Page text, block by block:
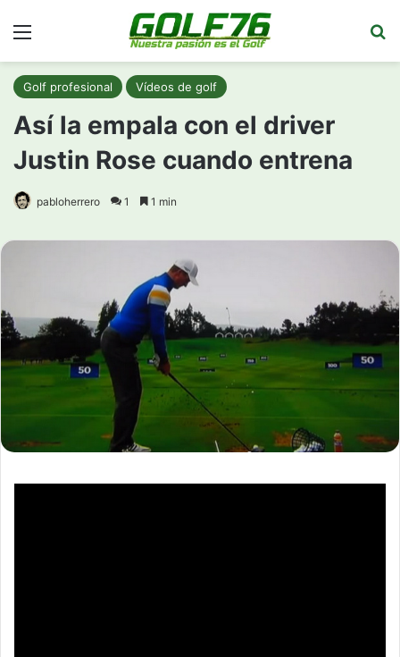
Golf profesional Vídeos de golf
Así la empala con el driver
Justin Rose cuando entrena
pabloherrero 1 1 min